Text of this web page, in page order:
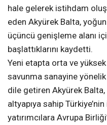
hale gelerek istihdam
eden Akyürek Balta,
üçüncü genişleme alanı
başlattıklarını kaydetti.
Yeni etapta orta ve
savunma sanayine
dile getiren Akyürek Balta,
altyapıya sahip
yatırımcılara Avrupa